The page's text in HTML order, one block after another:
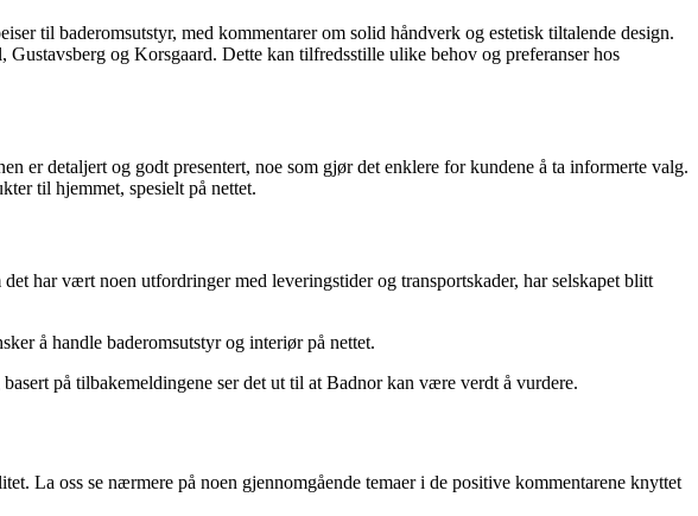
til baderomsutstyr, med kommentarer om solid håndverk og estetisk tiltalende design.
og Korsgaard. Dette kan tilfredsstille ulike behov og preferanser hos
er detaljert og godt presentert, noe som gjør det enklere for kundene å ta informerte valg.
til hjemmet, spesielt på nettet.
har vært noen utfordringer med leveringstider og transportskader, har selskapet blitt
å handle baderomsutstyr og interiør på nettet.
på tilbakemeldingene ser det ut til at Badnor kan være verdt å vurdere.
La oss se nærmere på noen gjennomgående temaer i de positive kommentarene knyttet